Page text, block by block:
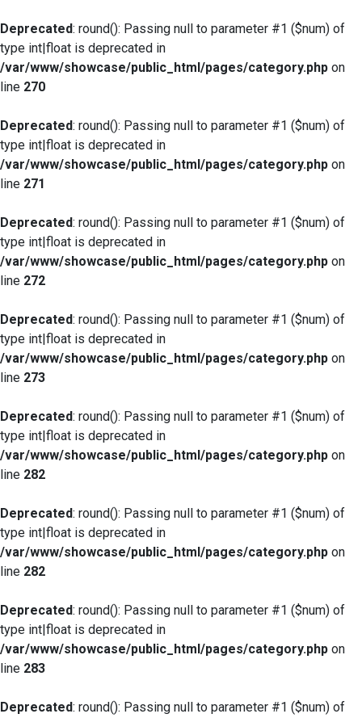
Deprecated: round(): Passing null to parameter #1 ($num) of
type int|float is deprecated in
/var/www/showcase/public_html/pages/category.php on
line 270
Deprecated: round(): Passing null to parameter #1 ($num) of
type int|float is deprecated in
/var/www/showcase/public_html/pages/category.php on
line 271
Deprecated: round(): Passing null to parameter #1 ($num) of
type int|float is deprecated in
/var/www/showcase/public_html/pages/category.php on
line 272
Deprecated: round(): Passing null to parameter #1 ($num) of
type int|float is deprecated in
/var/www/showcase/public_html/pages/category.php on
line 273
Deprecated: round(): Passing null to parameter #1 ($num) of
type int|float is deprecated in
/var/www/showcase/public_html/pages/category.php on
line 282
Deprecated: round(): Passing null to parameter #1 ($num) of
type int|float is deprecated in
/var/www/showcase/public_html/pages/category.php on
line 282
Deprecated: round(): Passing null to parameter #1 ($num) of
type int|float is deprecated in
/var/www/showcase/public_html/pages/category.php on
line 283
Deprecated: round(): Passing null to parameter #1 ($num) of